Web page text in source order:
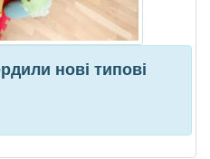
нові типові